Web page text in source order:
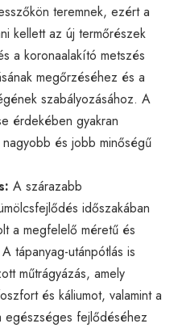
teremnek, ezért a
kellett az új termőrészek
a koronaalakító metszés
megőrzéséhez és a
szabályozásához. A
érdekében gyakran
és jobb minőségű
A szárazabb
időszakában
a megfelelő méretű és
tápanyag-utánpótlás is
műtrágyázás, amely
és káliumot, valamint a
egészséges fejlődéséhez